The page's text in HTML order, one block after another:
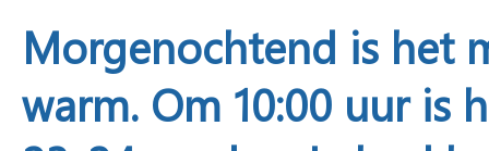
Morgenochtend is het
warm. Om 10:00 uur is